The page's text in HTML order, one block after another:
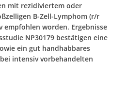
mit rezidiviertem oder
B-Zell-Lymphom (r/r
empfohlen worden. Ergebnisse
NP30179 bestätigen eine
ein gut handhabbares
intensiv vorbehandelten